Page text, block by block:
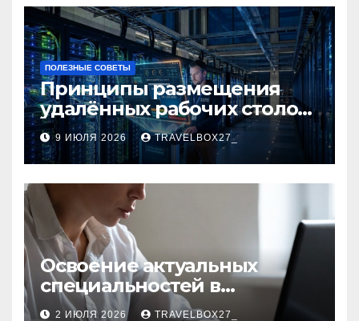
ПОЛЕЗНЫЕ СОВЕТЫ
Принципы размещения
удалённых рабочих столов
в Европе
9 ИЮЛЯ 2026 TRAVELBOX27_
Освоение актуальных
специальностей в
дистанционном формате
2 ИЮЛЯ 2026 TRAVELBOX27_